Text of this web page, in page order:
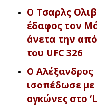
Ο Τσαρλς
έδαφος τον
άνετα την
του UFC 326
Ο
ισοπέδωσε με
αγκώνες στο